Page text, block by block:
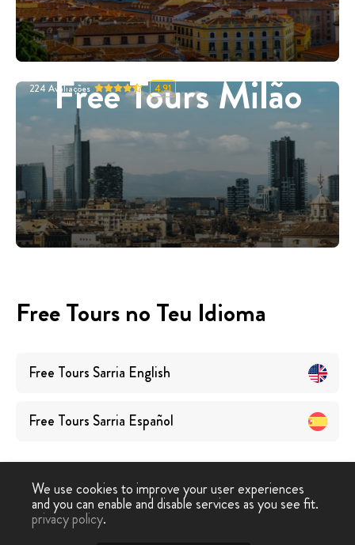
Free Tours Milão
224 Avaliações 4.91
Free Tours no Teu Idioma
Free Tours Sarria English
Free Tours Sarria Español
Free Walking Tour
We use cookies to improve your user experiences
and you can enable and disable services as you see fit.
privacy policy.